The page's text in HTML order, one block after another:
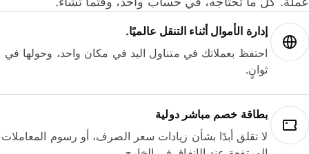
إدارة الأموال أثناء التنقل عالميًا.
احتفظ بعملاتك في متناول اليد في مكان واحد، وحولها في
ثوانٍ.
بطاقة خصم مباشر دولية
لا تقلق أبدًا بشأن زيادات سعر الصرف، أو رسوم المعاملات